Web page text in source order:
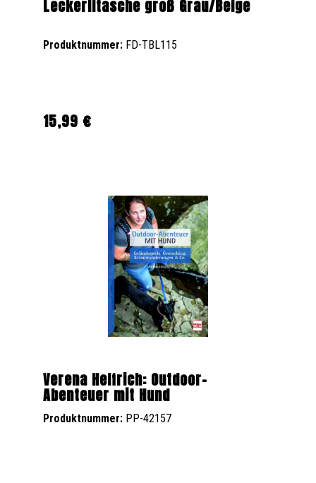
Leckerlitasche groß Grau/Beige
Produktnummer: FD-TBL115
Regulärer Preis:
15,99 €
Verena Helfrich: Outdoor-
Abenteuer mit Hund
Produktnummer: PP-42157